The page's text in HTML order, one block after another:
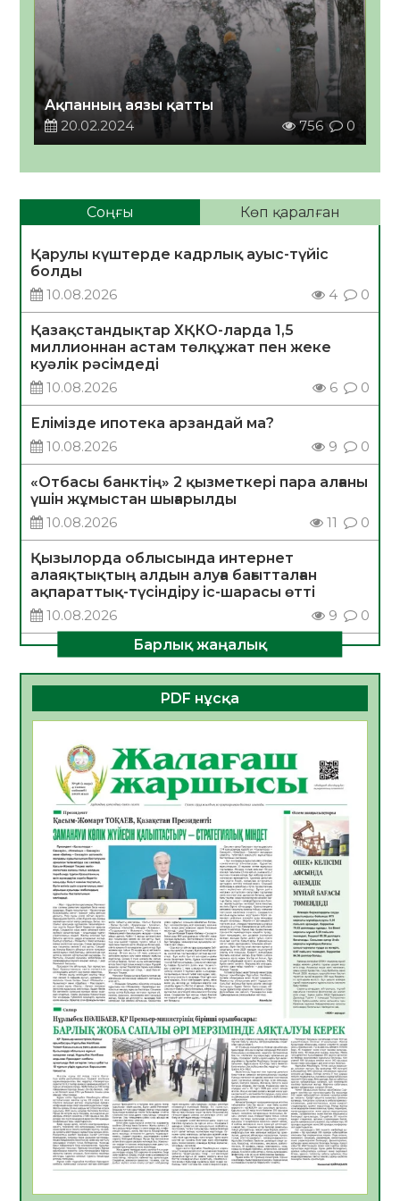
Ақпанның аязы қатты
20.02.2024
756 0
Соңғы Көп қаралған
Қарулы күштерде кадрлық ауыс-түйіс
болды
10.08.2026
4 0
Қазақстандықтар ХҚКО-ларда 1,5
миллионнан астам төлқұжат пен жеке
куәлік рәсімдеді
10.08.2026
6 0
Елімізде ипотека арзандай ма?
10.08.2026
9 0
«Отбасы банктің» 2 қызметкері пара алғаны
үшін жұмыстан шығарылды
10.08.2026
11 0
Қызылорда облысында интернет
алаяқтықтың алдын алуға бағытталған
ақпараттық-түсіндіру іс-шарасы өтті
10.08.2026
9 0
САНАЛЫ ТАҢДАУ – ЖАРҚЫН БОЛАШАҚҚА
БЕЛСЕНДІЛІКТІҢ МАҢЫЗДЫ КӨРІНІСІ
10.08.2026
18
Мемлекет басшысы Қасым-Жомарт
Тоқаевтың Абай күнімен құттықтауы
10.08.2026
10
«Жастар және заң мен тәртіп» атты
облыстық жайдарман ойындары өтті
10.08.2026
9
Өңірде «Кең дала-2» бағдарламасы арқылы
80 шаруашылық қаржыландырылды
09.08.2026
23
Жер ресурстары тиімді игерілуде
09.08.2026
24
Ел игілігі үшін еңбек етіп жүрген
құрылысшыларға құрмет көрсетті
08.08.2026
21
ҚЫЗЫЛОРДАДА «ЖАСЫЛ ЕЛ» ЕҢБЕК
Барлық жаңалық
PDF нұсқа